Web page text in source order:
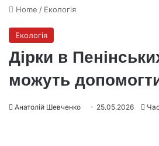
Home / Екологія
Екологія
Дірки в
можуть
Анатолій Шевченко 25.05.2026